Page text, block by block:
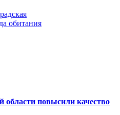
обитания
области повысили качество